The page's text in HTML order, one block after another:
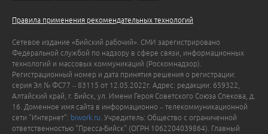
Правила применения рекомендательных технологий
Сетевое издание «Бийский рабочий». СМИ зарегистрировано
Федеральной службой по надзору в сфере связи, информационных
технологий и массовых коммуникаций (Роскомнадзор).
Регистрационный номер и дата принятия решения о регистрации:
серия Эл № ФС77 – 83115 от 12.05.2022г. Адрес: редакции: 659322,
Алтайский край, г. Бийск, ул. Имени Героя Советского Союза Спекова, д.
16. Доменное имя сайта в информационно – телекоммуникационной
сети "Интернет": biwork.ru . Учредитель: Общество с ограниченной
ответственностью "Пресса-Бийск" (ОГРН 1062204039864). Главный